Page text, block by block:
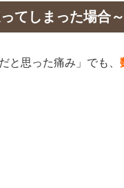
てしまった場合
と思った痛み」でも、